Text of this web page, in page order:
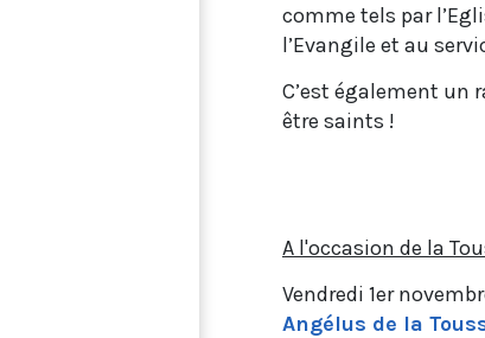
comme tels par
l’Evangile et au
C’est également un
être saints !
A l'occasion de la
Vendredi 1er
Angélus de la